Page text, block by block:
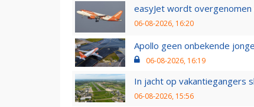
easyJet wordt overgenomen
06-08-2026, 16:20
Apollo geen onbekende
06-08-2026, 16:19
In jacht op vakantiegangers
06-08-2026, 15:56